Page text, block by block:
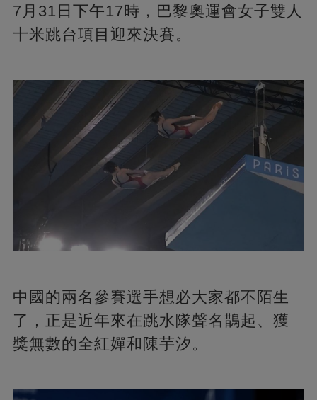
7月31日下午17時，巴黎奧運會女子雙人
十米跳台項目迎來決賽。
中國的兩名參賽選手想必大家都不陌生
了，正是近年來在跳水隊聲名鵲起、獲
獎無數的全紅嬋和陳芋汐。